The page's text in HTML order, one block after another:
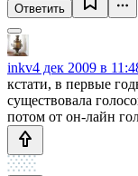
Ответить
inkv4 дек 2009 в
кстати, в первые
существовала
потом от он-лайн